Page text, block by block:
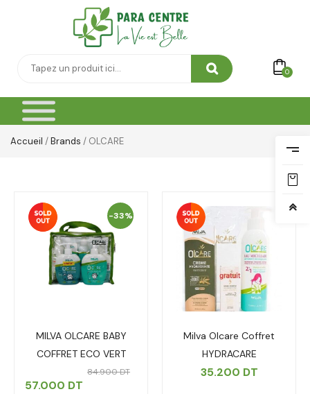
0
Accueil /Brands / OLCARE
-33%
MILVA OLCARE BABY
COFFRET ECO VERT
84.900DT
57.000 DT
Milva Olcare Coffret
HYDRACARE
35.200 DT